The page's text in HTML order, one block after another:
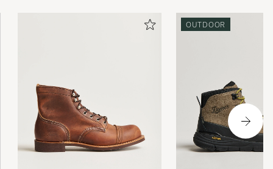
OUTDOOR